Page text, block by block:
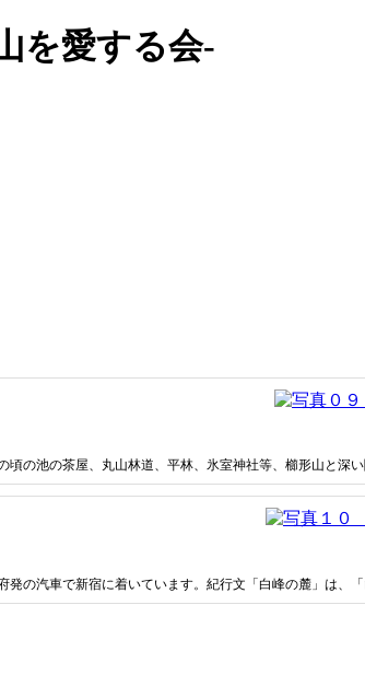
を愛する会-
の池の茶屋、丸山林道、平林、氷室神社等、櫛形山と深
発の汽車で新宿に着いています。紀行文「白峰の麓」は、